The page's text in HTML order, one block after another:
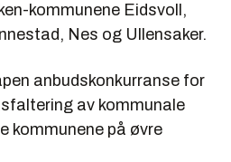
kommunene Eidsvoll,
Nes og Ullensaker.
anbudskonkurranse for
av kommunale
kommunene på øvre